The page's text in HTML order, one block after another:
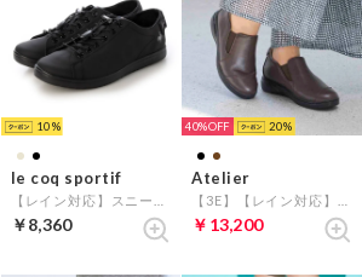
10
le coq sportif
￥8,360
40% 20
Atelier
￥13,200